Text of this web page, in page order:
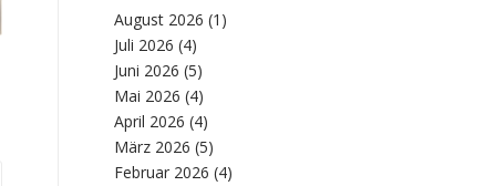
August 2026 (1)
Juli 2026 (4)
Juni 2026 (5)
Mai 2026 (4)
April 2026 (4)
März 2026 (5)
Februar 2026 (4)